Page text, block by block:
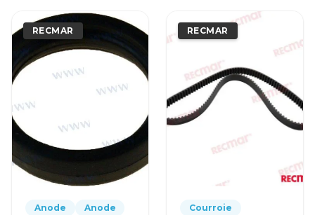
RECMAR
Anode Anode
RECMAR
Courroie